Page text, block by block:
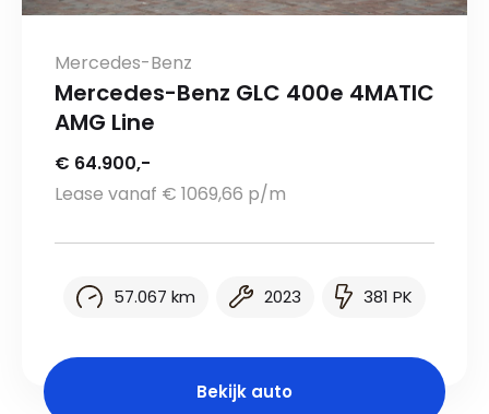
Mercedes-Benz
Mercedes-Benz GLC 400e 4MATIC
AMG Line
€ 64.900,-
Lease vanaf € 1069,66 p/m
57.067 km 2023 381 PK
Bekijk auto